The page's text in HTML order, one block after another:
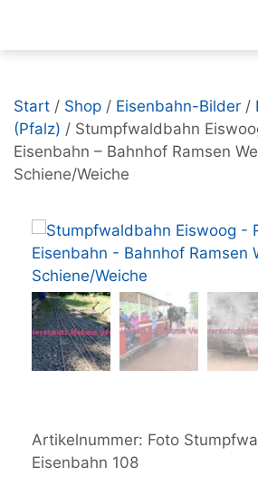
Start / Shop / Eisenbahn-Bilder /
(Pfalz) / Stumpfwaldbahn
Eisenbahn – Bahnhof Ramsen
Schiene/Weiche
Artikelnummer: Foto
Eisenbahn 108